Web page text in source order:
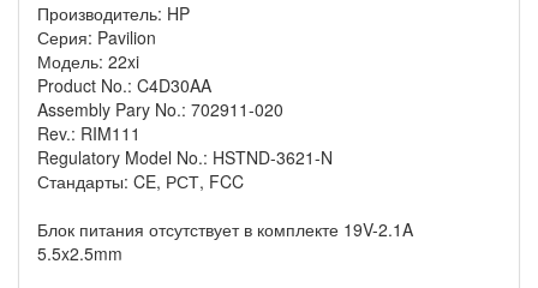
Производитель: HP
Серия: Pavilion
Модель: 22xi
Product No.: C4D30AA
Assembly Pary No.: 702911-020
Rev.: RIM111
Regulatory Model No.: HSTND-3621-N
Стандарты: CE, РСТ, FCC
Блок питания отсутствует в комплекте 19V-2.1A
5.5x2.5mm